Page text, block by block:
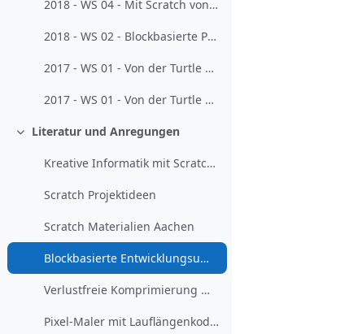
2018 - WS 04 - Mit Scratch von der Turtle zum Computerspiel
2018 - WS 02 - Blockbasierte Programmierung mit Scratch
2017 - WS 01 - Von der Turtle zum Computerspiel - Blockbasiertes Programmieren mit Scratch - 1
2017 - WS 01 - Von der Turtle zum Computerspiel - Blockbasiertes Programmieren mit Scratch - 2
Einklappen
Literatur und Anregungen
Kreative Informatik mit Scratch (Schüler-/Lehrerhandbuch)
Scratch Projektideen
Scratch Materialien Aachen
Blockbasierte Entwicklungsumgebung: Scratch 2
Verlustfreie Komprimierung mit Lego-Bausteinen erklärt
Pixel-Maler mit Lauflängenkodierung